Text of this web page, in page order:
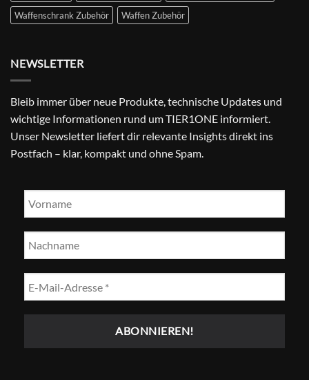
Waffenschrank Zubehör
Waffen Zubehör
NEWSLETTER
Bleib immer über neue Produkte, technische Updates und
wichtige Informationen rund um TIER1ONE informiert.
Unser Newsletter liefert dir relevante Insights direkt ins
Postfach – klar, kompakt und ohne Spam.